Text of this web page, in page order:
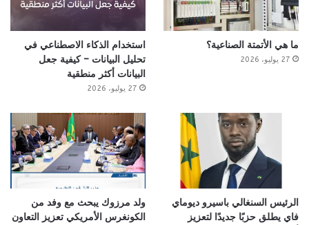
ما هي الأتمتة الصناعية؟
27 يوليو، 2026
استخدام الذكاء الاصطناعي في
تحليل البيانات – كيفية جعل
البيانات أكثر منطقية
27 يوليو، 2026
الرئيس السنغالي باسيرو ديوماي
فاي يطلق حزبًا جديدًا لتعزيز
ولد مرزوك يبحث مع وفد من
الكونغرس الأمريكي تعزيز التعاون